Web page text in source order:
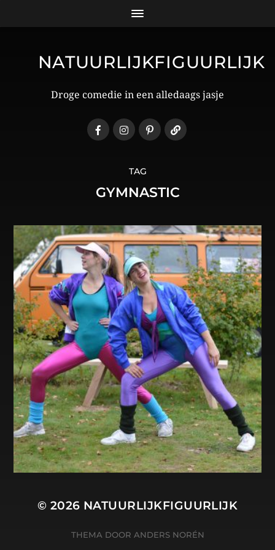
NATUURLIJKFIGUURLIJK
Droge comedie in een alledaags jasje
TAG
GYMNASTIC
© 2026 NATUURLIJKFIGUURLIJK
THEMA DOOR ANDERS NORÉN